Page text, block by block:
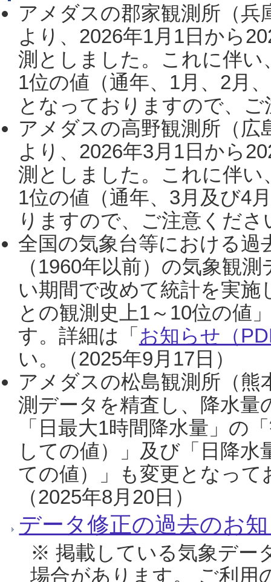
アメダスの郡家観測所（
より、2026年1月1日から
測としました。これに伴い
1位の値（通年、1月、2月
となっておりますので、
アメダスの高野観測所（
より、2026年3月1日から
測としました。これに伴い
1位の値（通年、3月及び4
りますので、ご注意くだ
全国の気象台等における過
（1960年以前）の気象観
い期間で改めて統計を実
との観測史上1～10位の値
す。詳細は「 お知らせ（
い。（2025年9月17日）
アメダスの松島観測所（熊
測データを精査し、降水
「日最大1時間降水量」の
しての値）」及び「日降
ての値）」も変更となっ
（2025年8月20日）
データ修正の過去のお
※ 掲載している気象デー
場合があります。 ご利用